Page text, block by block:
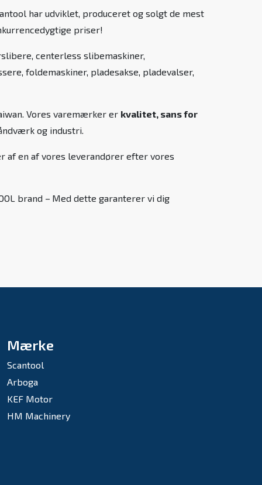
har udviklet, produceret og solgt de mest
priser!
centerless slibemaskiner,
foldemaskiner, pladesakse, pladevalser,
Vores varemærker er kvalitet, sans for
og industri.
af en af vores leverandører efter vores
brand – Med dette garanterer vi dig
Mærke
Scantool
Arboga
KEF Motor
HM Machinery